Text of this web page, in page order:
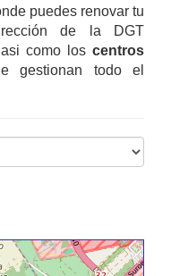
puedes renovar tu
de la DGT
como los centros
gestionan todo el